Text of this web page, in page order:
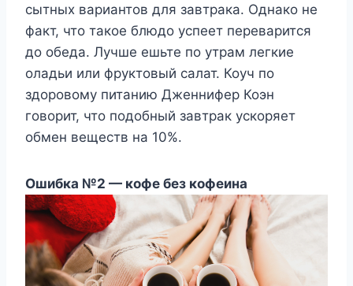
сытных вариантов для завтрака. Однако не
факт, что такое блюдо успеет переварится
до обеда. Лучше ешьте по утрам легкие
оладьи или фруктовый салат. Коуч по
здоровому питанию Дженнифер Коэн
говорит, что подобный завтрак ускоряет
обмен веществ на 10%.
Ошибка №2 — кофе без кофеина